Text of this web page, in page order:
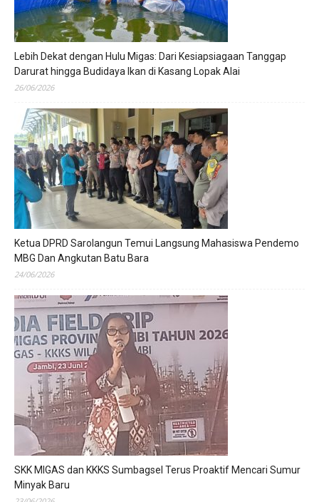
Lebih Dekat dengan Hulu Migas: Dari Kesiapsiagaan Tanggap
Darurat hingga Budidaya Ikan di Kasang Lopak Alai
26/06/2026
Ketua DPRD Sarolangun Temui Langsung Mahasiswa Pendemo
MBG Dan Angkutan Batu Bara
24/06/2026
SKK MIGAS dan KKKS Sumbagsel Terus Proaktif Mencari Sumur
Minyak Baru